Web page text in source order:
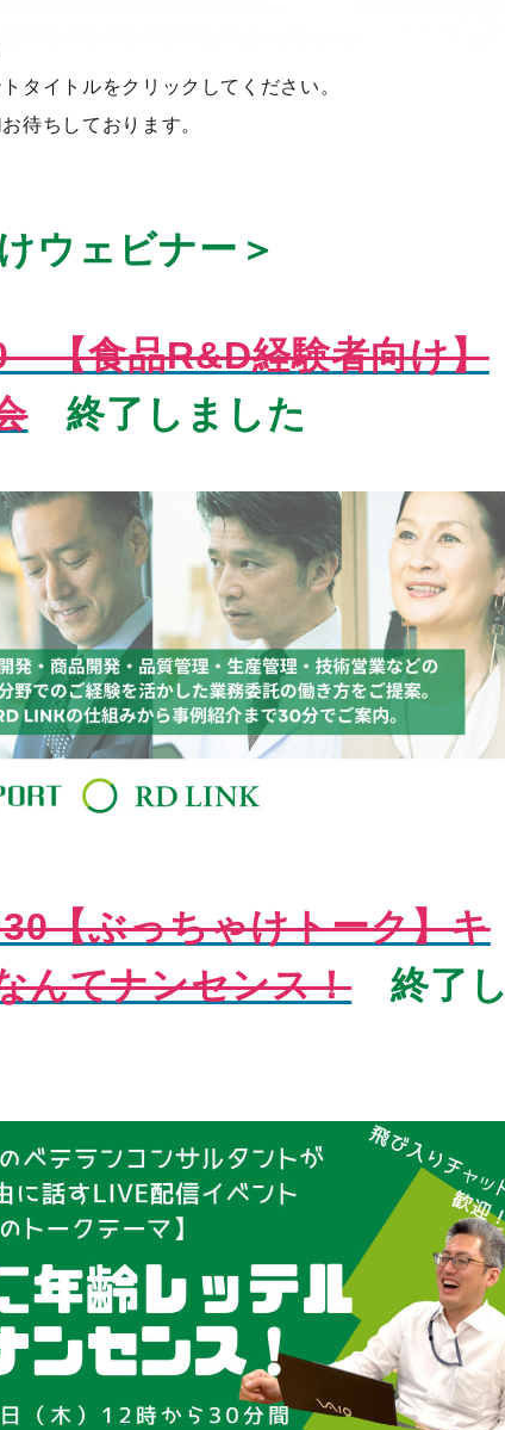
タイトルをクリックしてください。
待ちしております。
ウェビナー＞
【食品R&D経験者向け】
終了しました
【ぶっちゃけトーク】キ
んてナンセンス！終了し